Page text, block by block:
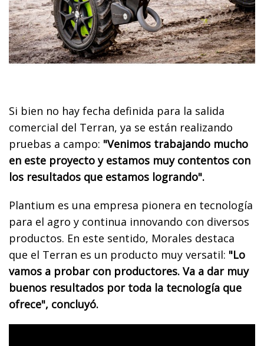
Si bien no hay fecha definida para la salida
comercial del Terran, ya se están realizando
pruebas a campo: "Venimos trabajando mucho
en este proyecto y estamos muy contentos con
los resultados que estamos logrando".
Plantium es una empresa pionera en tecnología
para el agro y continua innovando con diversos
productos. En este sentido, Morales destaca
que el Terran es un producto muy versatil: "Lo
vamos a probar con productores. Va a dar muy
buenos resultados por toda la tecnología que
ofrece", concluyó.